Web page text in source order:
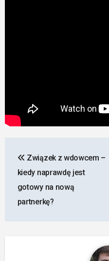
wpisu
Związek z wdowcem –
kiedy naprawdę jest
gotowy na nową
partnerkę?